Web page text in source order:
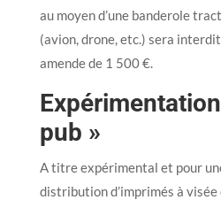
au moyen d’une banderole
(avion, drone, etc.) sera
amende de 1 500 €.
pub »
A titre expérimental et pour
distribution d’imprimés à